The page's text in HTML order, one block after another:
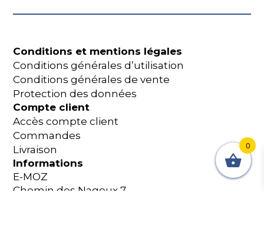
Conditions et mentions légales
Conditions générales d’utilisation
Conditions générales de vente
Protection des données
Compte client
Accès compte client
Commandes
Livraison
Informations
E-MOZ
Chemin des Nageux 7
0